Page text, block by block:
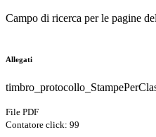
Campo di ricerca per le pagine
Allegati
File PDF
Contatore click: 99